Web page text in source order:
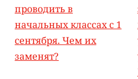
проводить в
начальных классах с 1
сентября. Чем их
заменят?